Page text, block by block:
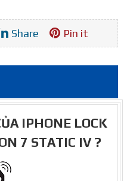
Share Pin it
IPHONE LOCK
7 STATIC IV ?